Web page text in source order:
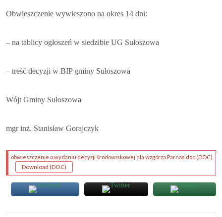
Obwieszczenie wywieszono na okres 14 dni:
– na tablicy ogłoszeń w siedzibie UG Sułoszowa
– treść decyzji w BIP gminy Sułoszowa
Wójt Gminy Sułoszowa
mgr inż. Stanisław Gorajczyk
obwieszczenie o wydaniu decyzji środowiskowej dla wzgórza Parnas.doc (DOC)
Download (DOC)